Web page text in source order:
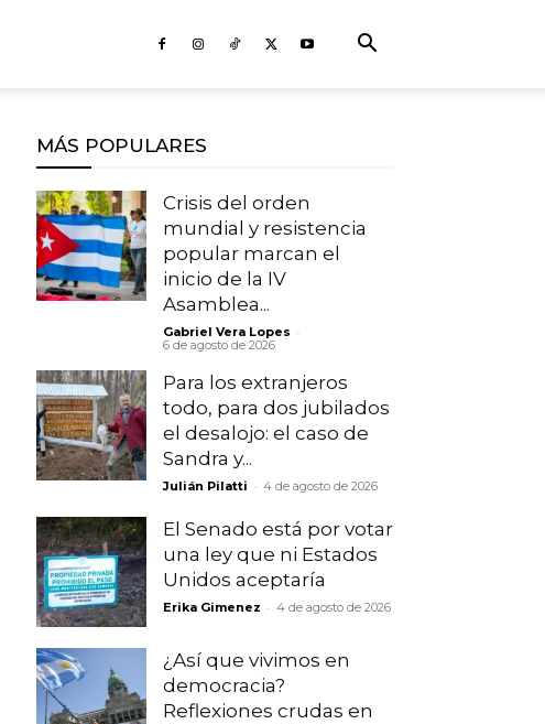
MÁS POPULARES
Crisis del orden
mundial y resistencia
popular marcan el
inicio de la IV
Asamblea...
Gabriel Vera Lopes -
6 de agosto de 2026
Para los extranjeros
todo, para dos jubilados
el desalojo: el caso de
Sandra y...
Julián Pilatti - 4 de agosto de 2026
El Senado está por votar
una ley que ni Estados
Unidos aceptaría
Erika Gimenez - 4 de agosto de 2026
¿Así que vivimos en
democracia?
Reflexiones crudas en